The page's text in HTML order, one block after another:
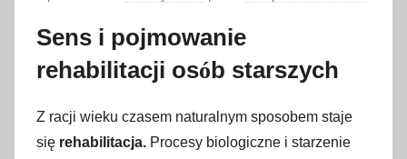
Sens i pojmowanie
rehabilitacji osób starszych
Z racji wieku czasem naturalnym sposobem staje
się rehabilitacja. Procesy biologiczne i starzenie